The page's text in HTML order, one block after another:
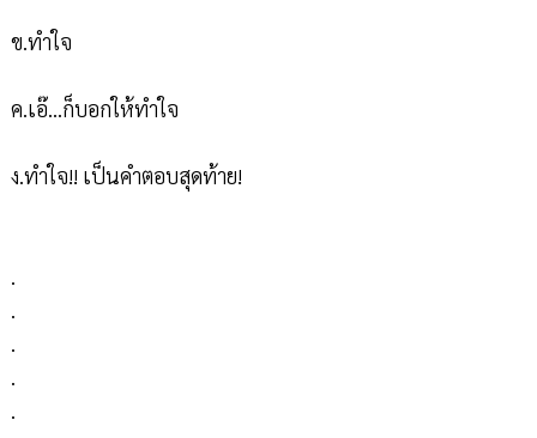
ข.ทำใจ
ค.เอ๊...ก็บอกให้ทำใจ
ง.ทำใจ!! เป็นคำตอบสุดท้าย!
.
.
.
.
.